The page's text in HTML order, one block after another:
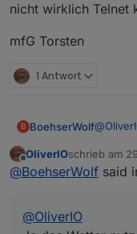
nicht wirklich Telnet
mfG Torsten
1 Antwort
B BoehserWolf@
Bis jetzt
mit den
Offline
OliverIOschrieb am
zuletzt
@BoehserWolf said
@OliverIO